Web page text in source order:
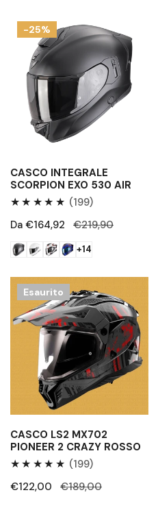
Casco
integrale
Scorpion
Exo
530
-25%
CASCO INTEGRALE
SCORPION EXO 530 AIR
(199)199
Recensioni
totali
Prezzo
di
vendita
Da €164,92
Prezzo
regolare
€219,90
+14
Casco
LS2
MX702
Pioneer
Crazy
Esaurito
CASCO LS2 MX702
PIONEER 2 CRAZY ROSSO
(199)199
Recensioni
Prezzo
€122,00
Prezzo
€189,00